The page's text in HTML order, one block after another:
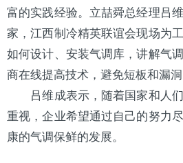
富的实践经验。立喆舜总经理吕
家，江西制冷精英联谊会现场为
如何设计、安装气调库，讲解气
商在线提高技术，避免短板和漏洞
吕维成表示，随着国家和人们
重视，企业希望通过自己的努力
康的气调保鲜的发展。